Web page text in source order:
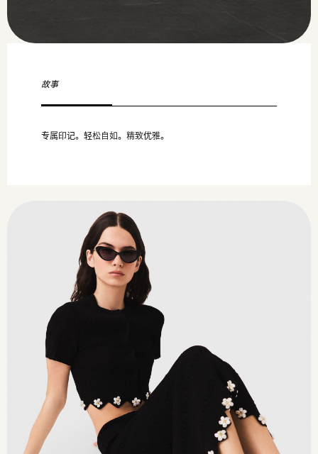
故事
专属印记。轻松自如。精致优雅。